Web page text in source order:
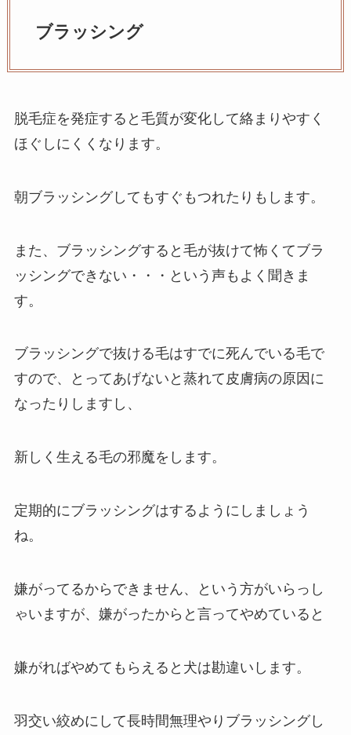
ブラッシング
脱毛症を発症すると毛質が変化して絡まりやすく
ほぐしにくくなります。
朝ブラッシングしてもすぐもつれたりもします。
また、ブラッシングすると毛が抜けて怖くてブラ
ッシングできない・・・という声もよく聞きま
す。
ブラッシングで抜ける毛はすでに死んでいる毛で
すので、とってあげないと蒸れて皮膚病の原因に
なったりしますし、
新しく生える毛の邪魔をします。
定期的にブラッシングはするようにしましょう
ね。
嫌がってるからできません、という方がいらっし
ゃいますが、嫌がったからと言ってやめていると
嫌がればやめてもらえると犬は勘違いします。
羽交い絞めにして長時間無理やりブラッシングし